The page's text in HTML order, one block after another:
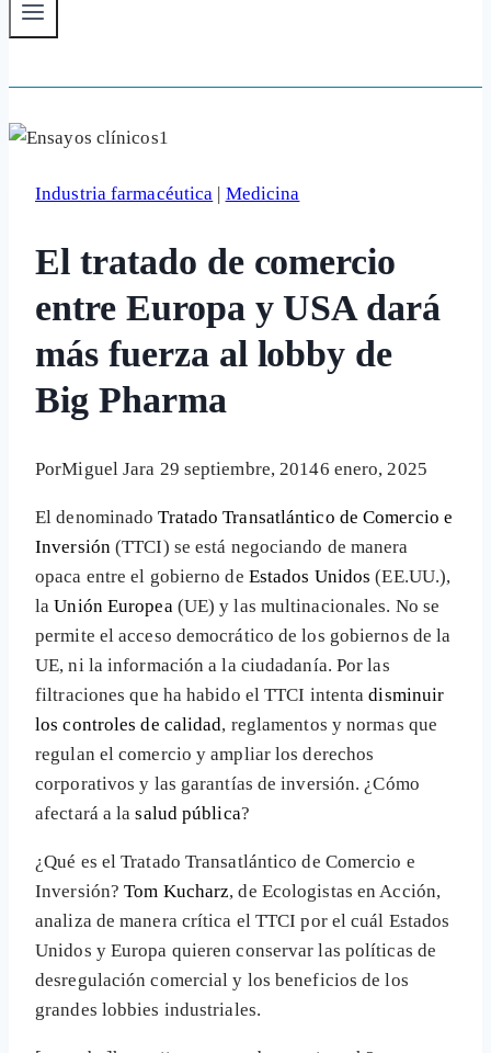
Industria farmacéutica | Medicina
El tratado de comercio
entre Europa y USA dará
más fuerza al lobby de
Big Pharma
PorMiguel Jara 29 septiembre, 20146 enero, 2025
El denominado Tratado Transatlántico de Comercio e
Inversión(TTCI) se está negociando de manera
opaca entre el gobierno de Estados Unidos (EE.UU.),
laUnión Europea(UE) y las multinacionales. No se
permite el acceso democrático de los gobiernos de la
UE, ni la información a la ciudadanía. Por las
filtraciones que ha habido el TTCI intentadisminuir
los controles de calidad, reglamentos y normas que
regulan el comercio y ampliar los derechos
corporativos y las garantías de inversión. ¿Cómo
afectará a lasalud pública?
¿Qué es el Tratado Transatlántico de Comercio e
Inversión? Tom Kucharz, de Ecologistas en Acción,
analiza de manera crítica el TTCI por el cuál Estados
Unidos y Europa quieren conservar las políticas de
desregulación comercial y los beneficios de los
grandes lobbies industriales.